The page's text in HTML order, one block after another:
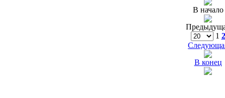
В начало
1 2
В конец